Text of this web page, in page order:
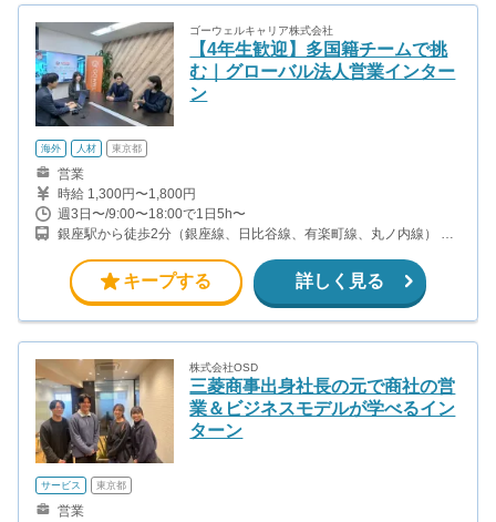
ゴーウェルキャリア株式会社
【4年生歓迎】多国籍チームで挑
む｜グローバル法人営業インター
ン
海外 人材 東京都
営業
時給 1,300円〜1,800円
週3日〜/9:00〜18:00で1日5h〜
銀座駅から徒歩2分（銀座線、日比谷線、有楽町線、丸ノ内線） 有
ら徒歩2分（日比谷線、都営浅草線） 銀座一丁目駅から徒歩3分
（有楽町線）キープする 詳しく見る
株式会社OSD
三菱商事出身社長の元で商社の営
業＆ビジネスモデルが学べるイン
ターン
サービス 東京都
営業